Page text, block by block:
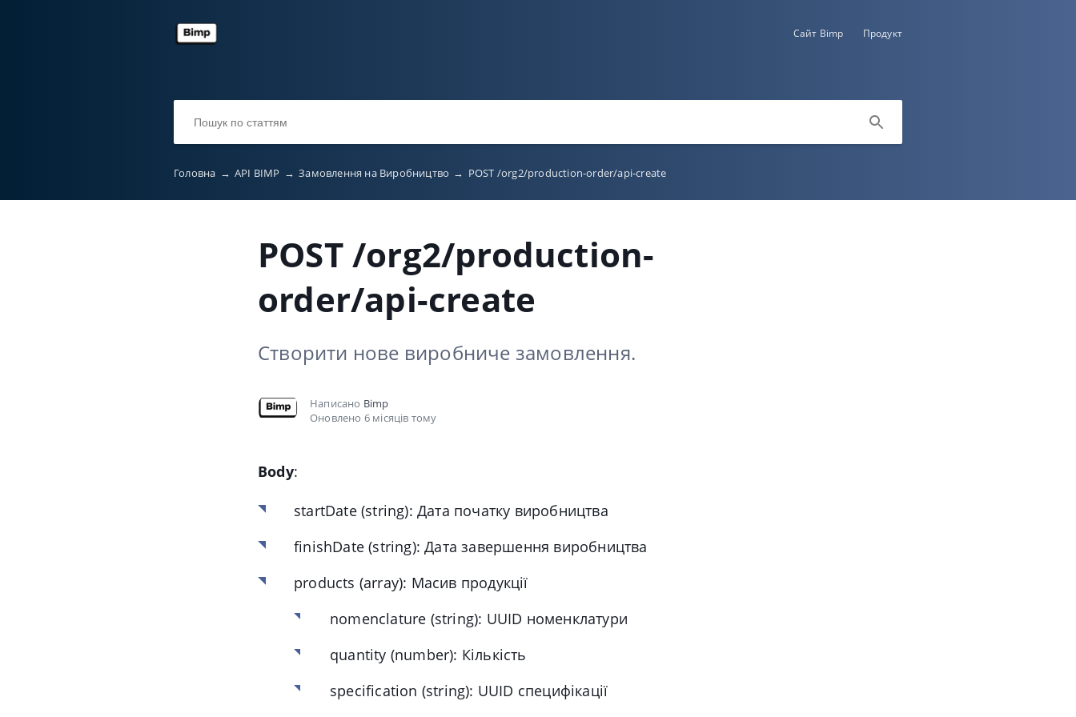
Сайт Bimp Продукт
Головна → API BIMP → Замовлення на Виробництво → POST /org2/production-order/api-create
POST /org2/production-
order/api-create
Створити нове виробниче замовлення.
Написано Bimp
Оновлено 6 місяців тому
Body:
startDate (string): Дата початку виробництва
finishDate (string): Дата завершення виробництва
products (array): Масив продукції
nomenclature (string): UUID номенклатури
quantity (number): Кількість
specification (string): UUID специфікації